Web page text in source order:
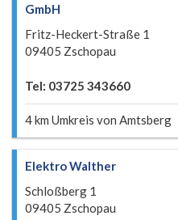
GmbH
Fritz-Heckert-Straße 1
09405 Zschopau
Tel: 03725 343660
4 km Umkreis von Amtsberg
Elektro Walther
Schloßberg 1
09405 Zschopau